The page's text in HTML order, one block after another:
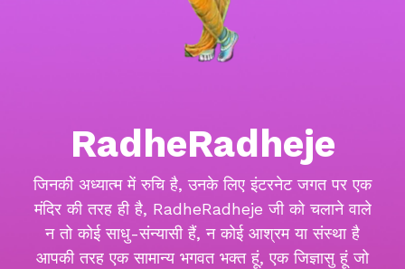
RadheRadheje
जिनकी अध्यात्म में रुचि है, उनके लिए इंटरनेट जगत पर एक
मंदिर की तरह ही है, RadheRadheje जी को चलाने वाले
न तो कोई साधु-संन्यासी हैं, न कोई आश्रम या संस्था है
आपकी तरह एक सामान्य भगवत भक्त हूं, एक जिज्ञासु हूं जो